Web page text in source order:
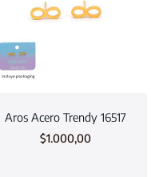
Aros Acero Trendy 16517
$1.000,00